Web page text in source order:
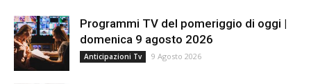
Programmi TV del pomeriggio di oggi |
domenica 9 agosto 2026
Anticipazioni Tv 9 Agosto 2026